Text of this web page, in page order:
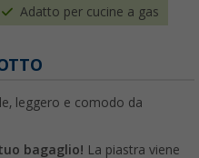
Adatto per cucine a gas
leggero e comodo da
bagaglio! La piastra viene